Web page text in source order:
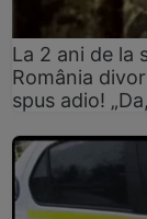
La 2 ani de la
România
spus adio!